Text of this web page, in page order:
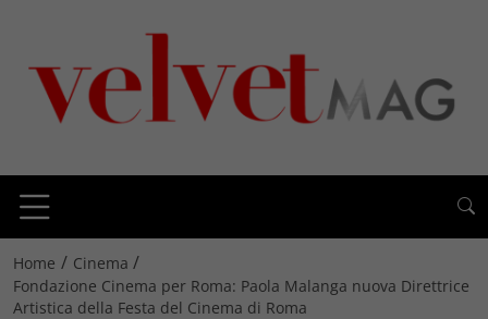
Home / Cinema /
Fondazione Cinema per Roma: Paola Malanga nuova Direttrice
Artistica della Festa del Cinema di Roma